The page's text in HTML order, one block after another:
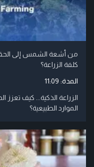
من أشعة الشمس إلى
كلفة الزراعة؟
المدة: 11:09
الزراعة الذكية... كيف
الموارد الطبيعية؟